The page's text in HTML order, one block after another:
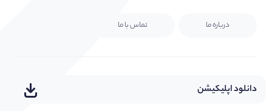
درباره ما تماس با ما
دانلود اپلیکیشن